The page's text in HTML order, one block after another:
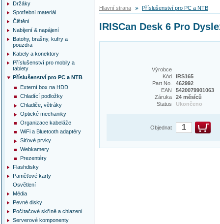
Hlavní strana Příslušenství pro PC a NTB
IRISCan Desk 6 Pro
Výrobce
Kód
IRS165
Part No.
462992
EAN
5420079901063
Záruka
24 měsíců
Status
Ukončeno
Objednat
Držáky
Spotřební materiál
Čištění
Nabíjení & napájení
Batohy, brašny, kufry a
pouzdra
Kabely a konektory
Příslušenství pro mobily a
tablety
Příslušenství pro PC a NTB
Externí box na HDD
Chladící podložky
Chladiče, větráky
Optické mechaniky
Organizace kabeláže
WiFi a Bluetooth adaptéry
Síťové prvky
Webkamery
Prezentéry
Flashdisky
Paměťové karty
Osvětlení
Média
Pevné disky
Počítačové skříně a chlazení
Serverové komponenty